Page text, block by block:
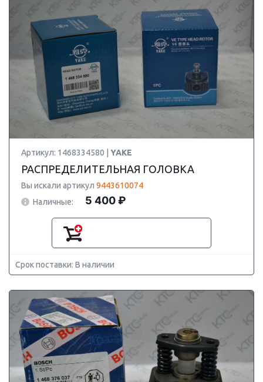
Артикул: 1468334580 | YAKE
РАСПРЕДЕЛИТЕЛЬНАЯ ГОЛОВКА
Вы искали артикул 9443610074
Наличные:
5 400 ₽
Срок поставки: В наличии